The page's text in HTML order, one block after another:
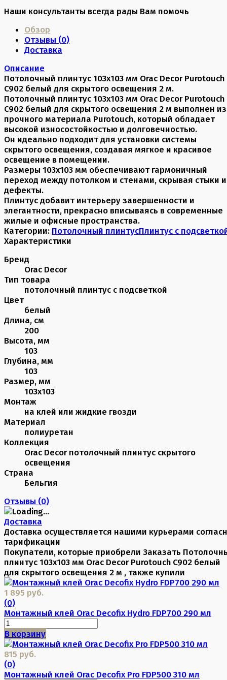
Наши консультанты всегда рады Вам помочь
Обзор
Отзывы (0)
Доставка
Описание
Потолочный плинтус 103х103 мм Orac Decor Purotouch
C902 белый для скрытого освещения 2 м.
Потолочный плинтус 103х103 мм Orac Decor Purotouch
C902 белый для скрытого освещения 2 м выполнен из
прочного материала Purotouch, который обладает
высокой износостойкостью и долговечностью.
Он идеально подходит для установки системы
скрытого освещения, создавая мягкое и красивое
освещение в помещении.
Размеры 103x103 мм обеспечивают гармоничный
переход между потолком и стенами, скрывая стыки и
дефекты.
Плинтус добавит интерьеру завершенности и
элегантности, прекрасно вписываясь в современные
жилые и офисные пространства.
Категории: Потолочный плинтусПлинтус с
Характеристики
Бренд
Orac Decor
Тип товара
потолочный плинтус с подсветкой
Цвет
белый
Длина, см
200
Высота, мм
103
Глубина, мм
103
Размер, мм
103х103
Монтаж
на клей или жидкие гвозди
Материал
полиуретан
Коллекция
Orac Decor потолочный плинтус скрытого
освещения
Страна
Бельгия
Отзывы (0)
Доставка
Доставка осуществляется нашими курьерами
тарификации
Покупатели, которые приобрели Заказать
плинтус 103х103 мм Orac Decor Purotouch C902 белый
для скрытого освещения 2 м , также купили
1 895 руб.
(0)
Монтажный клей Orac Decofix Hydro FDP700 290 мл
В корзину
815 руб.
(0)
Монтажный клей Orac Decofix Pro FDP500 310 мл